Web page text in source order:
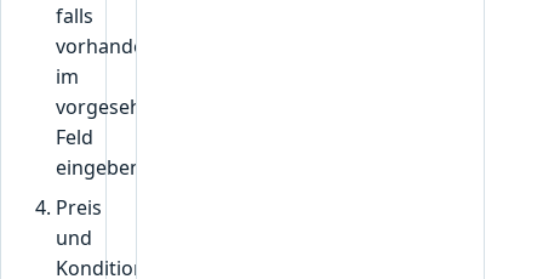
falls
vorhanden,
im
vorgesehenen
Feld
eingeben.
Preis
und
Konditionen